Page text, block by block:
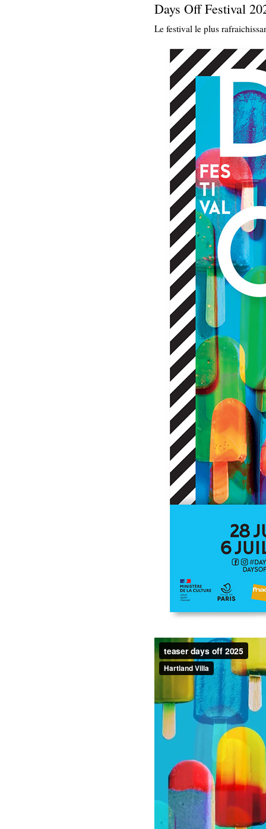
Days Off Festival
Le festival le plus